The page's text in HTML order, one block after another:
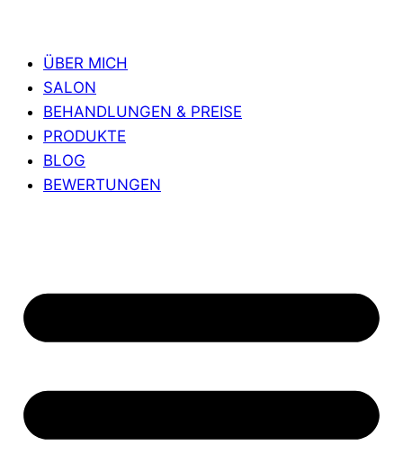
ÜBER MICH
SALON
BEHANDLUNGEN & PREISE
PRODUKTE
BLOG
BEWERTUNGEN